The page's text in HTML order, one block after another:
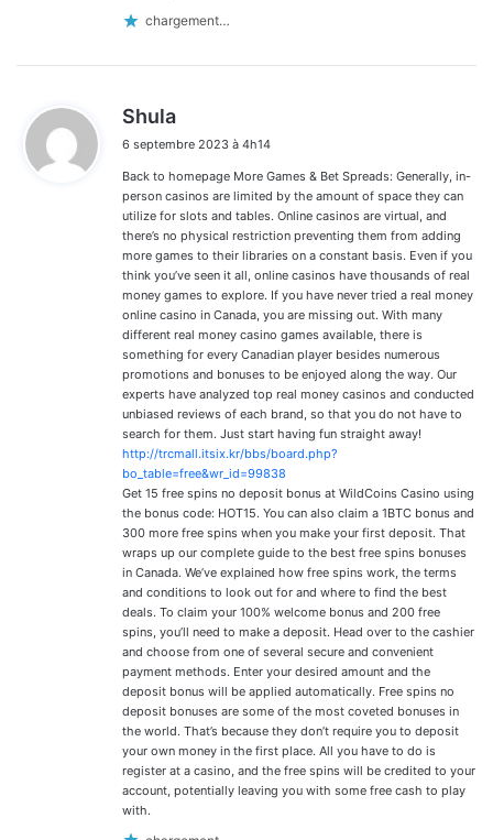
chargement…
Shula
t
:
6 septembre 2023 à 4h14
Back to homepage More Games & Bet Spreads: Generally, in-
person casinos are limited by the amount of space they can
utilize for slots and tables. Online casinos are virtual, and
there’s no physical restriction preventing them from adding
more games to their libraries on a constant basis. Even if you
think you’ve seen it all, online casinos have thousands of real
money games to explore. If you have never tried a real money
online casino in Canada, you are missing out. With many
different real money casino games available, there is
something for every Canadian player besides numerous
promotions and bonuses to be enjoyed along the way. Our
experts have analyzed top real money casinos and conducted
unbiased reviews of each brand, so that you do not have to
search for them. Just start having fun straight away!
http://trcmall.itsix.kr/bbs/board.php?
bo_table=free&wr_id=99838
Get 15 free spins no deposit bonus at WildCoins Casino using
the bonus code: HOT15. You can also claim a 1BTC bonus and
300 more free spins when you make your first deposit. That
wraps up our complete guide to the best free spins bonuses
in Canada. We’ve explained how free spins work, the terms
and conditions to look out for and where to find the best
deals. To claim your 100% welcome bonus and 200 free
spins, you’ll need to make a deposit. Head over to the cashier
and choose from one of several secure and convenient
payment methods. Enter your desired amount and the
deposit bonus will be applied automatically. Free spins no
deposit bonuses are some of the most coveted bonuses in
the world. That’s because they don’t require you to deposit
your own money in the first place. All you have to do is
register at a casino, and the free spins will be credited to your
account, potentially leaving you with some free cash to play
with.